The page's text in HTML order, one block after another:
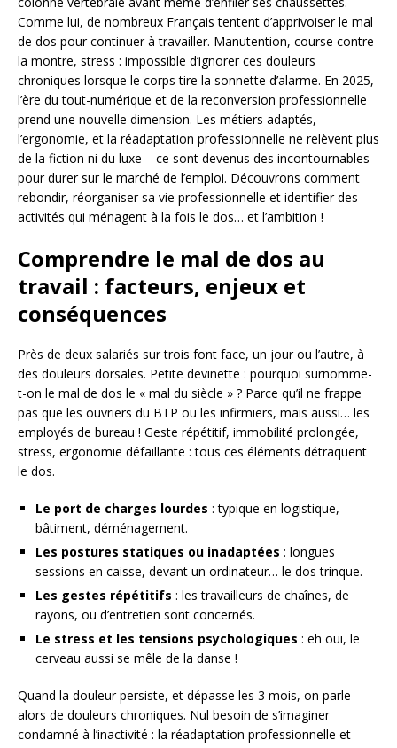
Comme lui, de nombreux Français tentent d’apprivoiser le mal
de dos pour continuer à travailler. Manutention, course contre
la montre, stress : impossible d’ignorer ces douleurs
chroniques lorsque le corps tire la sonnette d’alarme. En 2025,
l’ère du tout-numérique et de la reconversion professionnelle
prend une nouvelle dimension. Les métiers adaptés,
l’ergonomie, et la réadaptation professionnelle ne relèvent plus
de la fiction ni du luxe – ce sont devenus des incontournables
pour durer sur le marché de l’emploi. Découvrons comment
rebondir, réorganiser sa vie professionnelle et identifier des
activités qui ménagent à la fois le dos… et l’ambition !
Comprendre le mal de dos au
travail : facteurs, enjeux et
conséquences
Près de deux salariés sur trois font face, un jour ou l’autre, à
des douleurs dorsales. Petite devinette : pourquoi surnomme-
t-on le mal de dos le « mal du siècle » ? Parce qu’il ne frappe
pas que les ouvriers du BTP ou les infirmiers, mais aussi… les
employés de bureau ! Geste répétitif, immobilité prolongée,
stress, ergonomie défaillante : tous ces éléments détraquent
le dos.
Le port de charges lourdes : typique en logistique,
bâtiment, déménagement.
Les postures statiques ou inadaptées : longues
sessions en caisse, devant un ordinateur… le dos trinque.
Les gestes répétitifs : les travailleurs de chaînes, de
rayons, ou d’entretien sont concernés.
Le stress et les tensions psychologiques : eh oui, le
cerveau aussi se mêle de la danse !
Quand la douleur persiste, et dépasse les 3 mois, on parle
alors de douleurs chroniques. Nul besoin de s’imaginer
condamné à l’inactivité : la réadaptation professionnelle et